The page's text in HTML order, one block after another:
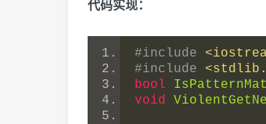
代码实现：
#include
#include
bool
void